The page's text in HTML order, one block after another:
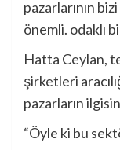
pazarlarının
önemli. odaklı
Hatta Ceylan,
şirketleri
pazarların
“Öyle ki bu